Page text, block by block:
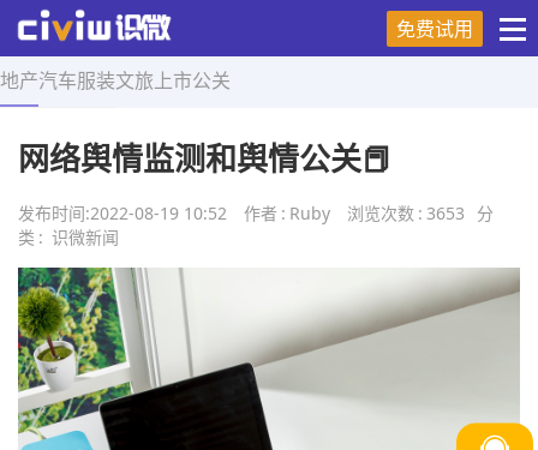
免费试用
地产汽车服装文旅 上市公关
首页 > 舆情研究 > 正文
网络舆情监测和舆情公关📕
发布时间:2022-08-19 10:52 作者 : Ruby 浏览次数 : 3653
分
类 : 识微新闻